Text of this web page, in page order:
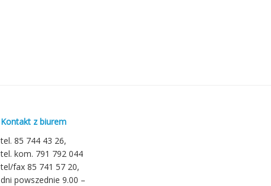
Kontakt z biurem
tel. 85 744 43 26,
tel. kom. 791 792 044
tel/fax 85 741 57 20,
dni powszednie 9.00 –